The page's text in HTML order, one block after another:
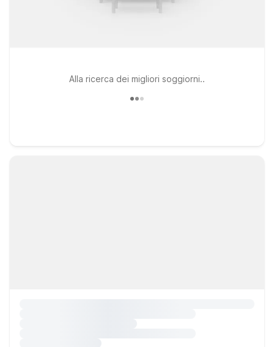
Alla ricerca dei migliori soggiorni..